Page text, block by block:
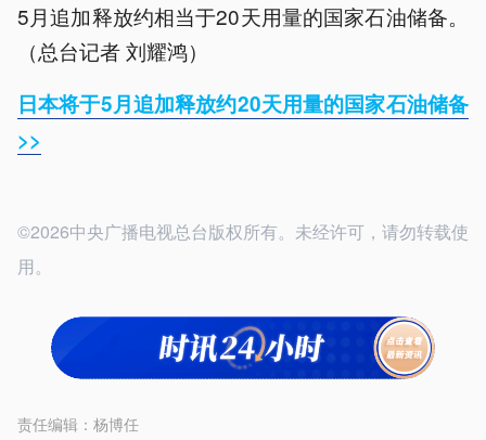
5月追加释放约相当于20天用量的国家石油储备。
（总台记者 刘耀鸿）
日本将于5月追加释放约20天用量的国家石油储备
>>
©2026中央广播电视总台版权所有。未经许可，请勿转载使
用。
责任编辑： 杨博任